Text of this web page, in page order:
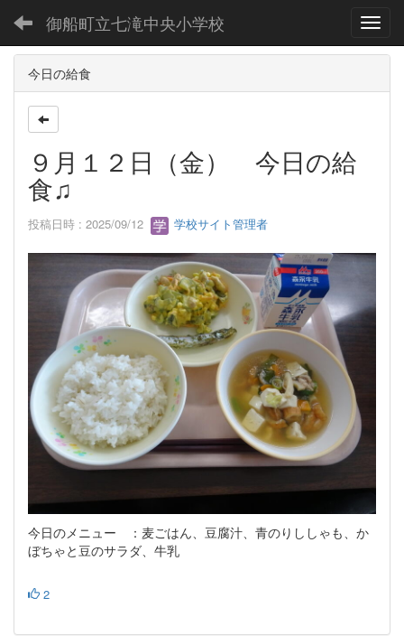
御船町立七滝中央小学校
今日の給食
９月１２日（金） 今日の給
食♫
投稿日時 : 2025/09/12 学校サイト管理者
今日のメニュー ：麦ごはん、豆腐汁、青のりししゃも、か
ぼちゃと豆のサラダ、牛乳
2